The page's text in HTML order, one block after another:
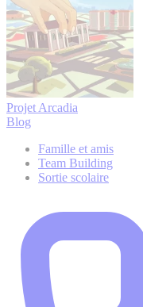
Projet Arcadia
Blog
Famille et amis
Team Building
Sortie scolaire